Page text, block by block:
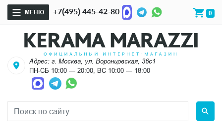
МЕНЮ +7(495) 445-42-80 0
Адрес: г. Москва, ул. Воронцовская, 36с1
ПН-СБ 10:00 — 20:00, ВС 10:00 — 18:00